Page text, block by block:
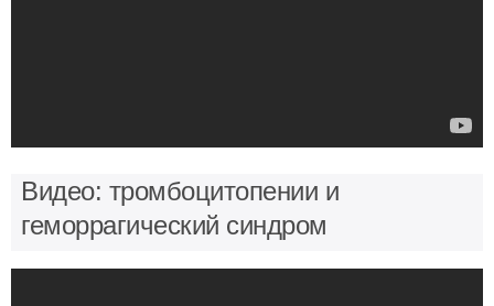
Видео: тромбоцитопении и
геморрагический синдром